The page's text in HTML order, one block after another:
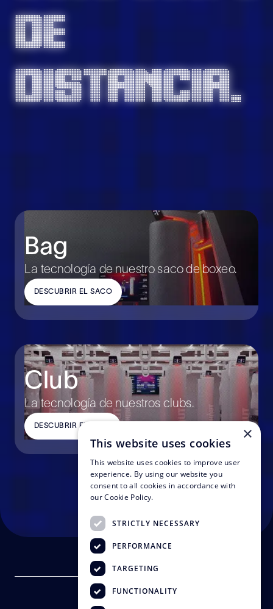
de
distancia.
Bag
La tecnología de nuestro saco de boxeo.
DESCUBRIR EL SACO
Club
La tecnología de nuestros clubs.
DESCUBRIR EL CLUB ×
This website uses cookies
This website uses cookies to improve user
experience. By using our website you
consent to all cookies in accordance with
our Cookie Policy.
STRICTLY NECESSARY
PERFORMANCE
TARGETING
FUNCTIONALITY